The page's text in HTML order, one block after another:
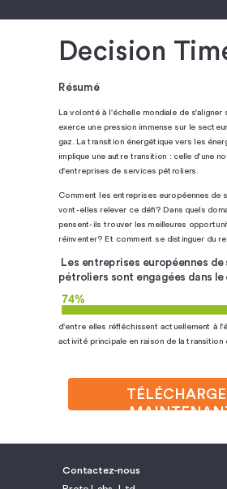
Contactez-nous
Decision
Résumé
La volonté à l'échelle mondiale de s'aligner
exerce une pression immense sur le
gaz. La transition énergétique vers les
implique une autre transition : celle d'une
d'entreprises de services pétroliers.
Comment les entreprises européennes de
vont-elles relever ce défi? Dans quels
pensent-ils trouver les meilleures
réinventer? Et comment se distinguer du
Les entreprises européennes de
pétroliers sont engagées dans le
d'entre elles réfléchissent actuellement à
activité principale en raison de la transition